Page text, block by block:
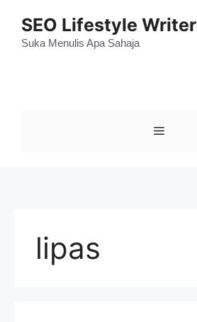
content
SEO Lifestyle Writer
Suka Menulis Apa Sahaja
Menu
lipas